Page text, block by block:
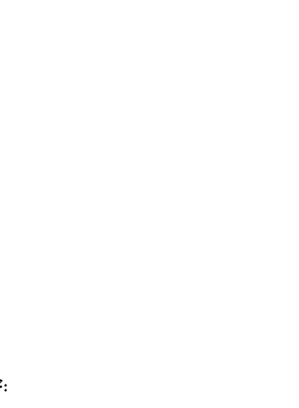
جنت میں جگہ کمانے کے بہت سے طریقے ہیں۔ کچھ اہم ترین چیزوں میں شامل ہیں: